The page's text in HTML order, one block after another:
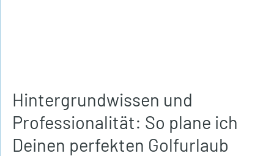
Hintergrundwissen und
Professionalität: So plane ich
Deinen perfekten Golfurlaub